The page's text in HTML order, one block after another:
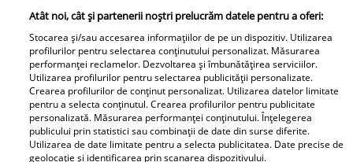
Atât noi, cât și partenerii noștri prelucrăm datele pentru a oferi:
Stocarea și/sau accesarea informațiilor de pe un dispozitiv. Utilizarea
profilurilor pentru selectarea conținutului personalizat. Măsurarea
performanței reclamelor. Dezvoltarea și îmbunătățirea serviciilor.
Utilizarea profilurilor pentru selectarea publicității personalizate.
Crearea profilurilor de conținut personalizat. Utilizarea datelor limitate
pentru a selecta conținutul. Crearea profilurilor pentru publicitate
personalizată. Măsurarea performanței conținutului. Înțelegerea
publicului prin statistici sau combinații de date din surse diferite.
Utilizarea de date limitate pentru a selecta publicitatea. Date precise de
geolocație și identificarea prin scanarea dispozitivului.